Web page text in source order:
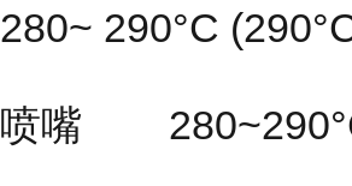
280~ 290°C
喷嘴